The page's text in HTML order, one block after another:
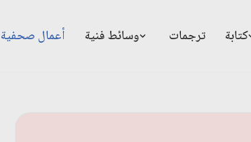
كتابة ترجمات وسائط فنية أعمال صحفية